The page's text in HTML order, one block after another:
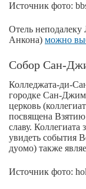
Источник фото:
Отель
Анкона) можно
Собор Сан-
Колледжата-ди-
городке Сан-
церковь
посвящена
славу.
увидеть события
дуомо) также
Источник фото: